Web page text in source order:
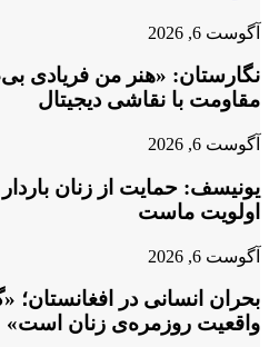
آگوست 6, 2026
نگارستان: «هنر من فریادی
مقاومت با نقاشی دیجیتال
آگوست 6, 2026
یونیسف: حمایت از زنان
اولویت ماست
آگوست 6, 2026
بحران انسانی در
واقعیت روزمره‌ی زنان است»